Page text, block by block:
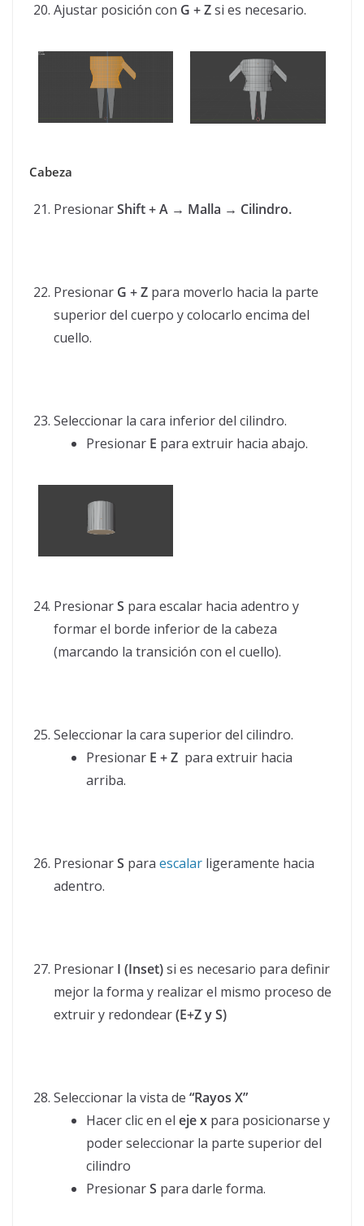
Ajustar posición con G + Zsi es necesario.
Cabeza
PresionarShift + A → Malla → Cilindro.
Presionar G + Z para moverlo hacia la parte
superior del cuerpo y colocarlo encima del
cuello.
Seleccionar la cara inferior del cilindro.
Presionar E para extruir hacia abajo.
PresionarS para escalar hacia adentro y
formar el borde inferior de la cabeza
(marcando la transición con el cuello).
Seleccionar la cara superior del cilindro.
Presionar E + Z para extruir hacia
arriba.
PresionarS para escalar ligeramente hacia
adentro.
Presionar I (Inset)si es necesario para definir
mejor la forma y realizar el mismo proceso de
extruir y redondear(E+Z y S)
Seleccionar la vista de “Rayos X”
Hacer clic en el eje x para posicionarse y
poder seleccionar la parte superior del
cilindro
PresionarS para darle forma.